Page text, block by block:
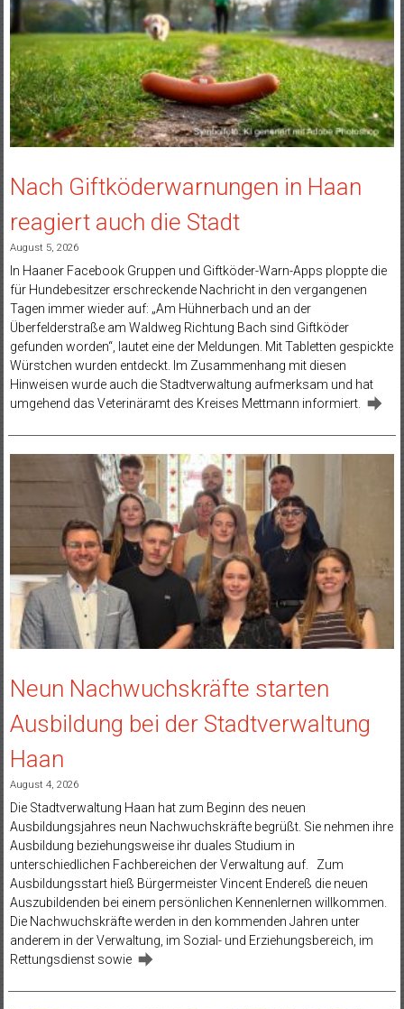
Nach Giftköderwarnungen in Haan
reagiert auch die Stadt
August 5, 2026
In Haaner Facebook Gruppen und Giftköder-Warn-Apps ploppte die
für Hundebesitzer erschreckende Nachricht in den vergangenen
Tagen immer wieder auf: „Am Hühnerbach und an der
Überfelderstraße am Waldweg Richtung Bach sind Giftköder
gefunden worden“, lautet eine der Meldungen. Mit Tabletten gespickte
Würstchen wurden entdeckt. Im Zusammenhang mit diesen
Hinweisen wurde auch die Stadtverwaltung aufmerksam und hat
umgehend das Veterinäramt des Kreises Mettmann informiert.
Neun Nachwuchskräfte starten
Ausbildung bei der Stadtverwaltung
Haan
August 4, 2026
Die Stadtverwaltung Haan hat zum Beginn des neuen
Ausbildungsjahres neun Nachwuchskräfte begrüßt. Sie nehmen ihre
Ausbildung beziehungsweise ihr duales Studium in
unterschiedlichen Fachbereichen der Verwaltung auf. Zum
Ausbildungsstart hieß Bürgermeister Vincent Endereß die neuen
Auszubildenden bei einem persönlichen Kennenlernen willkommen.
Die Nachwuchskräfte werden in den kommenden Jahren unter
anderem in der Verwaltung, im Sozial- und Erziehungsbereich, im
Rettungsdienst sowie